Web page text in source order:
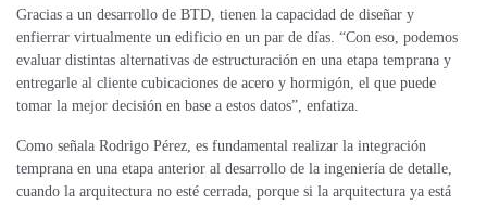
Gracias a un desarrollo de BTD, tienen la capacidad de diseñar y
enfierrar virtualmente un edificio en un par de días. “Con eso, podemos
evaluar distintas alternativas de estructuración en una etapa temprana y
entregarle al cliente cubicaciones de acero y hormigón, el que puede
tomar la mejor decisión en base a estos datos”, enfatiza.
Como señala Rodrigo Pérez, es fundamental realizar la integración
temprana en una etapa anterior al desarrollo de la ingeniería de detalle,
cuando la arquitectura no esté cerrada, porque si la arquitectura ya está